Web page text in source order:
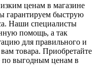
ценам в магазине
быструю
Наши специалисты
помощь, а так
для правильного и
товара. Приобретайте
по выгодным ценам в